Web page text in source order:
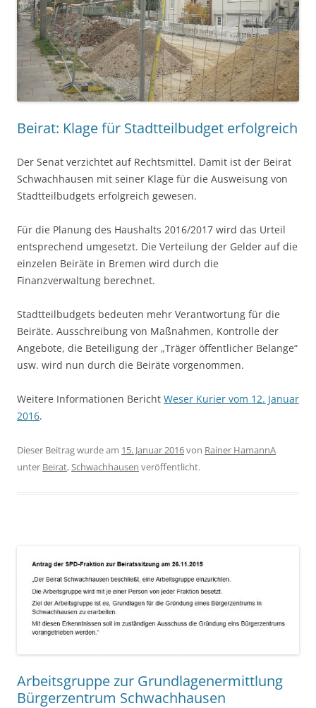
Beirat: Klage für Stadtteilbudget erfolgreich
Der Senat verzichtet auf Rechtsmittel. Damit ist der Beirat
Schwachhausen mit seiner Klage für die Ausweisung von
Stadtteilbudgets erfolgreich gewesen.
Für die Planung des Haushalts 2016/2017 wird das Urteil
entsprechend umgesetzt. Die Verteilung der Gelder auf die
einzelen Beiräte in Bremen wird durch die
Finanzverwaltung berechnet.
Stadtteilbudgets bedeuten mehr Verantwortung für die
Beiräte. Ausschreibung von Maßnahmen, Kontrolle der
Angebote, die Beteiligung der „Träger öffentlicher Belange“
usw. wird nun durch die Beiräte vorgenommen.
Weitere Informationen Bericht Weser Kurier vom 12. Januar
2016.
Dieser Beitrag wurde am 15. Januar 2016von Rainer HamannA
unter Beirat,Schwachhausen veröffentlicht.
Arbeitsgruppe zur Grundlagenermittlung
Bürgerzentrum Schwachhausen